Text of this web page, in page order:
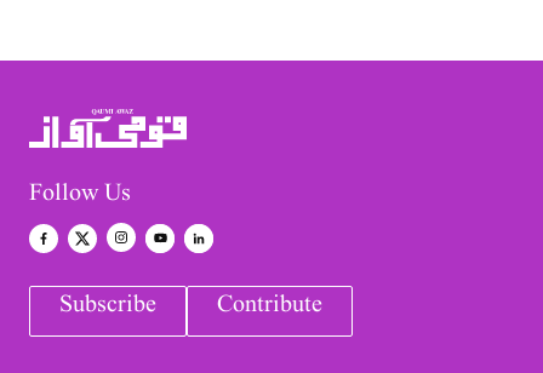
Follow Us
Subscribe Contribute